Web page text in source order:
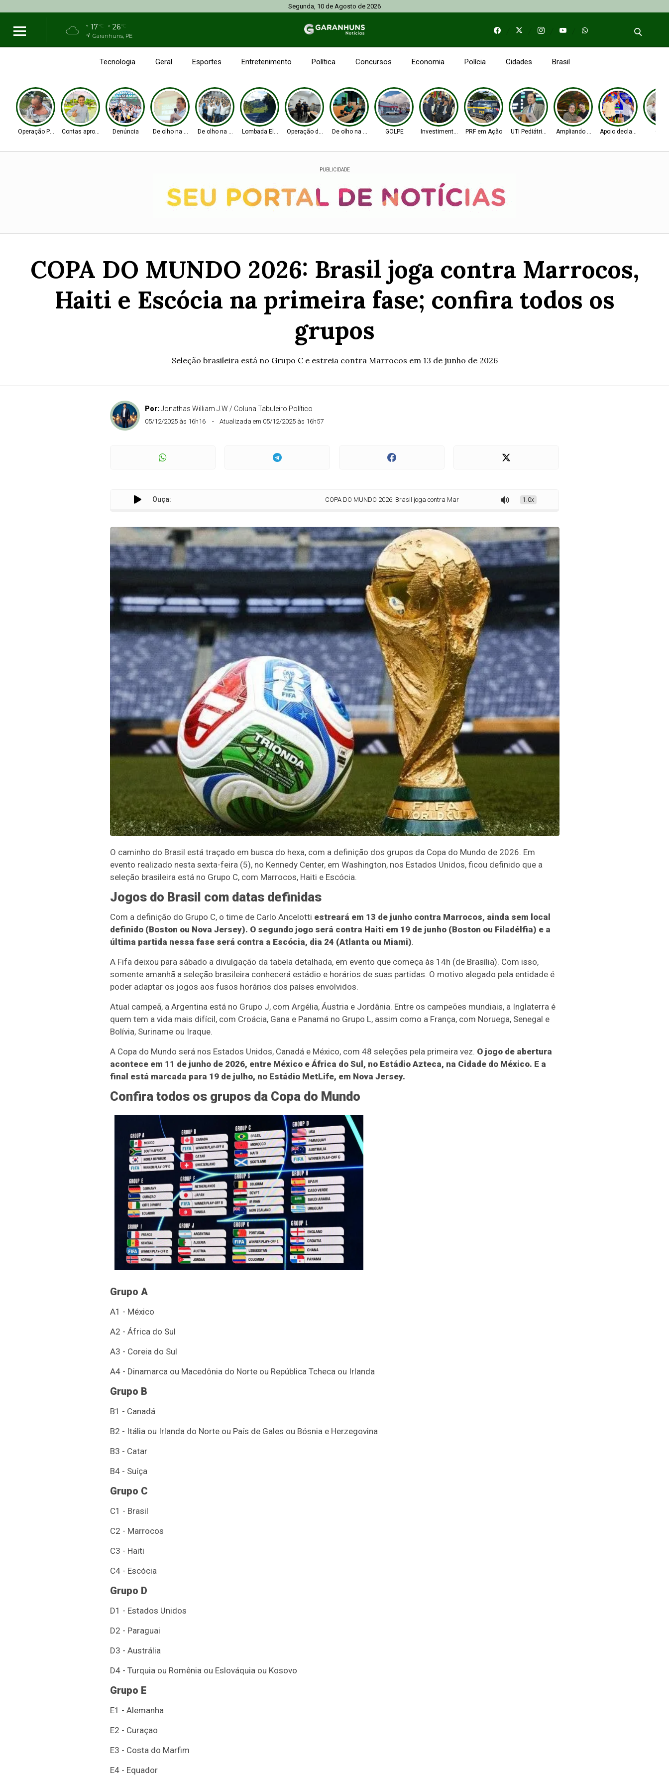
Segunda, 10 de Agosto de 2026
17°C 26°C
Garanhuns, PE
Tecnologia Geral Esportes Entretenimento Política Concursos Economia Polícia Cidades Brasil
Operação PolicialContas aprovadas Denúncia De olho na AlepeDe olho na SenadoLombada EletrônicaOperação da PF e CGUDe olho na Alepe GOLPE Investimentos PRF em Ação UTI Pediátrica Ampliando as basesApoio declarado
PUBLICIDADE
COPA DO MUNDO 2026: Brasil joga contra Marrocos,
Haiti e Escócia na primeira fase; confira todos os
grupos
Seleção brasileira está no Grupo C e estreia contra Marrocos em 13 de junho de 2026
Por:Jonathas William J.W / Coluna Tabuleiro Político
05/12/2025 às 16h16 Atualizada em 05/12/2025 às 16h57
Ouça: COPA DO MUNDO 2026: Brasil joga contra Marrocos, Haiti e Escócia na primeira fase; confira todos os grupos
1.0x
O caminho do Brasil está traçado em busca do hexa, com a definição dos grupos da Copa do Mundo de 2026. Em
evento realizado nesta sexta-feira (5), no Kennedy Center, em Washington, nos Estados Unidos, ficou definido que a
seleção brasileira está no Grupo C, com Marrocos, Haiti e Escócia.
Jogos do Brasil com datas definidas
Com a definição do Grupo C, o time de Carlo Ancelotti estreará em 13 de junho contra Marrocos, ainda sem local
definido (Boston ou Nova Jersey). O segundo jogo será contra Haiti em 19 de junho (Boston ou Filadélfia) e a
última partida nessa fase será contra a Escócia, dia 24 (Atlanta ou Miami).
A Fifa deixou para sábado a divulgação da tabela detalhada, em evento que começa às 14h (de Brasília). Com isso,
somente amanhã a seleção brasileira conhecerá estádio e horários de suas partidas. O motivo alegado pela entidade é
poder adaptar os jogos aos fusos horários dos países envolvidos.
Atual campeã, a Argentina está no Grupo J, com Argélia, Áustria e Jordânia. Entre os campeões mundiais, a Inglaterra é
quem tem a vida mais difícil, com Croácia, Gana e Panamá no Grupo L, assim como a França, com Noruega, Senegal e
Bolívia, Suriname ou Iraque.
A Copa do Mundo será nos Estados Unidos, Canadá e México, com 48 seleções pela primeira vez. O jogo de abertura
acontece em 11 de junho de 2026, entre México e África do Sul, no Estádio Azteca, na Cidade do México. E a
final está marcada para 19 de julho, no Estádio MetLife, em Nova Jersey.
Confira todos os grupos da Copa do Mundo
Grupo A
A1 - México
A2 - África do Sul
A3 - Coreia do Sul
A4 - Dinamarca ou Macedônia do Norte ou República Tcheca ou Irlanda
Grupo B
B1 - Canadá
B2 - Itália ou Irlanda do Norte ou País de Gales ou Bósnia e Herzegovina
B3 - Catar
B4 - Suíça
Grupo C
C1 - Brasil
C2 - Marrocos
C3 - Haiti
C4 - Escócia
Grupo D
D1 - Estados Unidos
D2 - Paraguai
D3 - Austrália
D4 - Turquia ou Romênia ou Eslováquia ou Kosovo
Grupo E
E1 - Alemanha
E2 - Curaçao
E3 - Costa do Marfim
E4 - Equador